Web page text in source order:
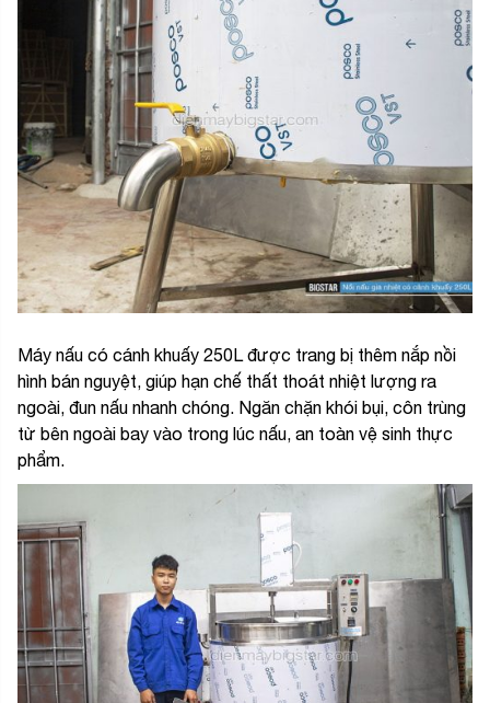
Máy nấu có cánh khuấy 250L được trang bị thêm nắp nồi
hình bán nguyệt, giúp hạn chế thất thoát nhiệt lượng ra
ngoài, đun nấu nhanh chóng. Ngăn chặn khói bụi, côn trùng
từ bên ngoài bay vào trong lúc nấu, an toàn vệ sinh thực
phẩm.